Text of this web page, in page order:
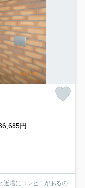
円
近場にコンビニがあるの